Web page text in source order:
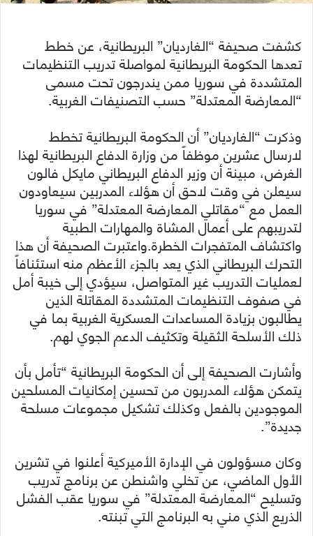
كشفت صحيفة “الغارديان” البريطانية، عن خطط
تعدها الحكومة البريطانية لمواصلة تدريب التنظيمات
المتشددة في سوريا ممن يندرجون تحت مسمى
“المعارضة المعتدلة” حسب التصنيفات الغربية.
وذكرت “الغارديان” أن الحكومة البريطانية تخطط
لارسال عشرين موظفاً من وزارة الدفاع البريطانية لهذا
الغرض، مبينة أن وزير الدفاع البريطاني مايكل فالون
سيعلن في وقت لاحق أن هؤلاء المدربين سيعاودون
العمل مع “مقاتلي المعارضة المعتدلة” في سوريا
لتدريبهم على أعمال المشاة والمهارات الطبية
واكتشاف المتفجرات الخطرة.واعتبرت الصحيفة أن هذا
التحرك البريطاني الذي يعد بالجزء الأعظم منه استئنافاً
لعمليات التدريب غير المتواصل، سيؤدي إلى خيبة أمل
في صفوف التنظيمات المتشددة المقاتلة الذين
يطالبون بزيادة المساعدات العسكرية الغربية بما في
ذلك الأسلحة الثقيلة وتكثيف الدعم الجوي لهم.
وأشارت الصحيفة إلى أن الحكومة البريطانية “تأمل بأن
يتمكن هؤلاء المدربون من تحسين إمكانيات المسلحين
الموجودين بالفعل وكذلك تشكيل مجموعات مسلحة
جديدة”.
وكان مسؤولون في الإدارة الأميركية أعلنوا في تشرين
الأول الماضي، عن تخلي واشنطن عن برنامج تدريب
وتسليح “المعارضة المعتدلة” في سوريا عقب الفشل
الذريع الذي مني به البرنامج التي تبنته.